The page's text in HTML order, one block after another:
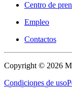
Centro de
Empleo
Contactos
Copyright © 2026
Condiciones de uso